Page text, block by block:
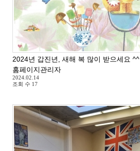
2024년 갑진년, 새해 복 많이 받으세요 ^^
홈페이지관리자
2024.02.14
조회 수 17